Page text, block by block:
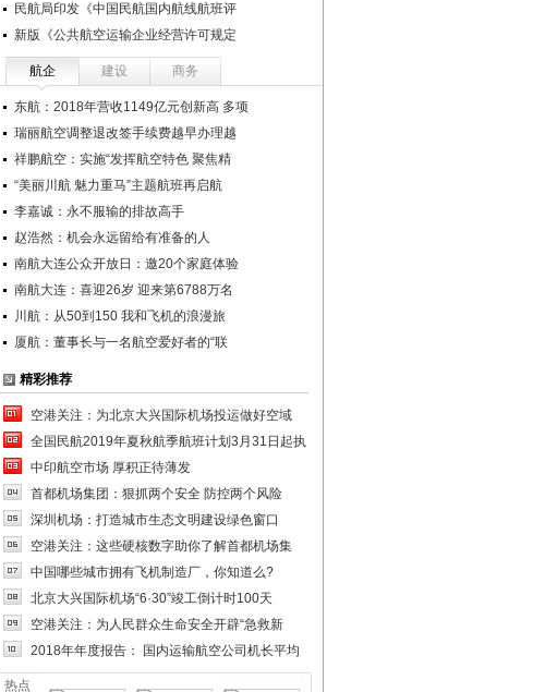
民航局印发《中国民航国内航线航班评
新版《公共航空运输企业经营许可规定
航企 建设 商务
东航：2018年营收1149亿元创新高 多项
瑞丽航空调整退改签手续费越早办理越
祥鹏航空：实施“发挥航空特色 聚焦精
“美丽川航 魅力重马”主题航班再启航
李嘉诚：永不服输的排故高手
赵浩然：机会永远留给有准备的人
南航大连公众开放日：邀20个家庭体验
南航大连：喜迎26岁 迎来第6788万名
川航：从50到150 我和飞机的浪漫旅
厦航：董事长与一名航空爱好者的“联
精彩推荐
空港关注：为北京大兴国际机场投运做好空域
全国民航2019年夏秋航季航班计划3月31日起执
中印航空市场 厚积正待薄发
首都机场集团：狠抓两个安全 防控两个风险
深圳机场：打造城市生态文明建设绿色窗口
空港关注：这些硬核数字助你了解首都机场集
中国哪些城市拥有飞机制造厂，你知道么?
北京大兴国际机场“6·30”竣工倒计时100天
空港关注：为人民群众生命安全开辟“急救新
2018年年度报告： 国内运输航空公司机长平均
热点